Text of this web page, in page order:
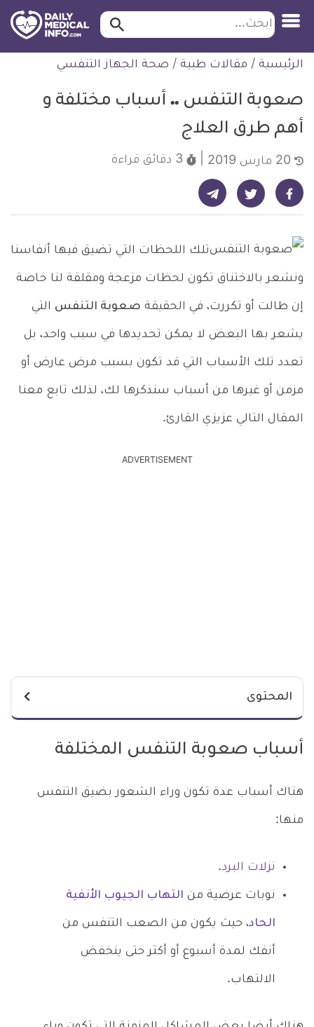
التخطي
للمحتوى
طبية
ابحث ابحث…
الرئيسية / مقالات طبية / صحة الجهاز التنفسي
صعوبة التنفس .. أسباب مختلفة و
أهم طرق العلاج
3 دقائق قراءة
شارك على فيسبوك - ديلي ميديكال انفو شارك على تويتر - ديلي ميديكال انفو شارك على تيليجرام - ديلي ميديكال انفو
تلك اللحظات التي تضيق فيها أنفاسنا
ونشعر بالاختناق تكون لحظات مزعجة ومقلقة لنا خاصة
إن طالت أو تكررت، في الحقيقة صعوبة التنفس التي
يشعر بها البعض لا يمكن تحديدها في سبب واحد، بل
تعدد تلك الأسباب التي قد تكون بسبب مرض عارض أو
مزمن أو غيرها من أسباب سنذكرها لك، لذلك تابع معنا
المقال التالي عزيزي القارئ.
ADVERTISEMENT
المحتوى
أسباب صعوبة التنفس المختلفة
هناك أسباب عدة تكون وراء الشعور بضيق التنفس
منها:
نزلات البرد.
نوبات عرضية من التهاب الجيوب الأنفية
الحاد، حيث يكون من الصعب التنفس من
أنفك لمدة أسبوع أو أكثر حتى ينخفض
الالتهاب.